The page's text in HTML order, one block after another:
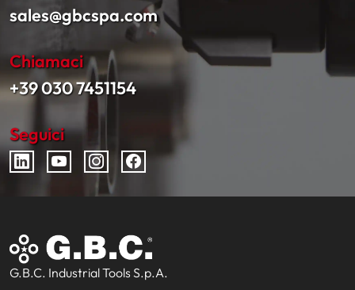
sales@gbcspa.com
Chiamaci
+39 030 7451154
Seguici
G.B.C. Industrial Tools S.p.A.